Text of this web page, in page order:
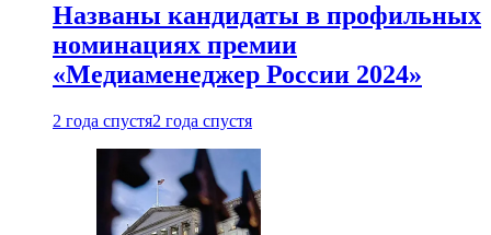
Названы кандидаты в профильных
номинациях премии
«Медиаменеджер России 2024»
2 года спустя2 года спустя